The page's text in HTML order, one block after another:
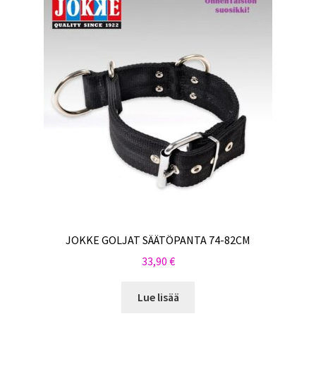
JOKKE GOLJAT SÄÄTÖPANTA 74-82CM
33,90 €
Lue lisää